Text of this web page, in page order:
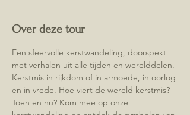
Over deze tour
Een sfeervolle kerstwandeling, doorspekt
met verhalen uit alle tijden en werelddelen.
Kerstmis in rijkdom of in armoede, in oorlog
en in vrede. Hoe viert de wereld kerstmis?
Toen en nu? Kom mee op onze